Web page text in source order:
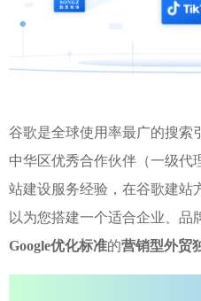
谷歌是全球使用率最广的搜索
中华区优秀合作伙伴（一级代
站建设服务经验，在谷歌建站
以为您搭建一个适合企业、品
Google优化标准的营销型外贸